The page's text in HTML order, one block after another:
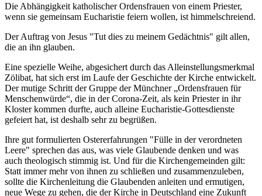
Die Abhängigkeit katholischer Ordensfrauen von einem Priester,
wenn sie gemeinsam Eucharistie feiern wollen, ist himmelschreiend.
Der Auftrag von Jesus "Tut dies zu meinem Gedächtnis" gilt allen,
die an ihn glauben.
Eine spezielle Weihe, abgesichert durch das Alleinstellungsmerkmal
Zölibat, hat sich erst im Laufe der Geschichte der Kirche entwickelt.
Der mutige Schritt der Gruppe der Münchner „Ordensfrauen für
Menschenwürde“, die in der Corona-Zeit, als kein Priester in ihr
Kloster kommen durfte, auch alleine Eucharistie-Gottesdienste
gefeiert hat, ist deshalb sehr zu begrüßen.
Ihre gut formulierten Ostererfahrungen "Fülle in der verordneten
Leere" sprechen das aus, was viele Glaubende denken und was
auch theologisch stimmig ist. Und für die Kirchengemeinden gilt:
Statt immer mehr von ihnen zu schließen und zusammenzuleben,
sollte die Kirchenleitung die Glaubenden anleiten und ermutigen,
neue Wege zu gehen, die der Kirche in Deutschland eine Zukunft